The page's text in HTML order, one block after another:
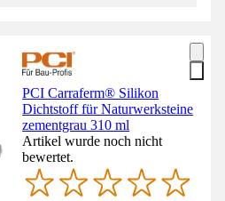
PCI Carraferm® Silikon
Dichtstoff für Naturwerksteine
zementgrau 310 ml
Artikel wurde noch nicht
bewertet.